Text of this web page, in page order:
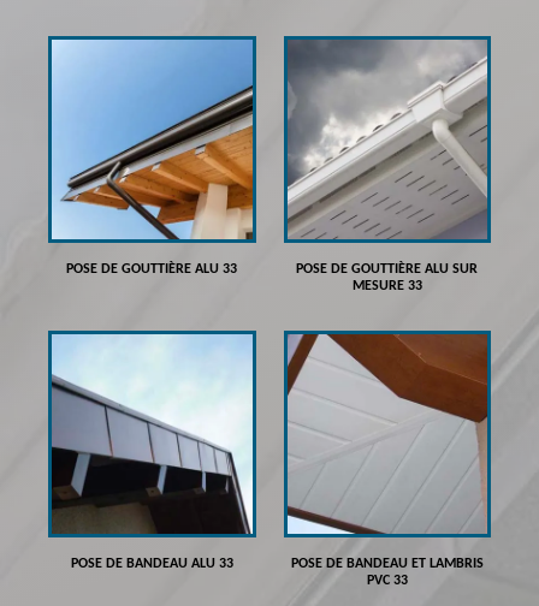
POSE DE GOUTTIÈRE ALU 33
POSE DE GOUTTIÈRE ALU SUR
MESURE 33
POSE DE BANDEAU ALU 33
POSE DE BANDEAU ET LAMBRIS
PVC 33